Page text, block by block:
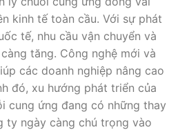
kinh tế toàn cầu. Với sự phát
tế, nhu cầu vận chuyển và
tăng. Công nghệ mới và
các doanh nghiệp nâng cao
đó, xu hướng phát triển của
cung ứng đang có những thay
ty ngày càng chú trọng vào